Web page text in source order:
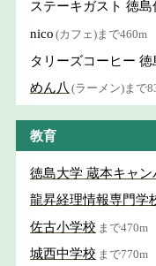
ステーキガスト 徳島
nico (カフェ)まで460m
タリーズコーヒー
めん八 (ラーメン)まで
教育
徳島大学 蔵本キャン
龍昇経理情報専門学
佐古小学校 まで470m
城西中学校 まで770m